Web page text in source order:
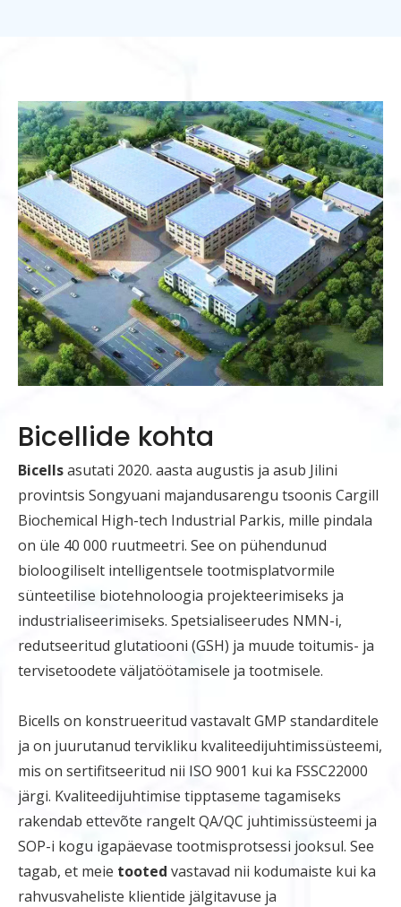
Bicellide kohta
Bicellsasutati 2020. aasta augustis ja asub Jilini
provintsis Songyuani majandusarengu tsoonis Cargill
Biochemical High-tech Industrial Parkis, mille pindala
on üle 40 000 ruutmeetri. See on pühendunud
bioloogiliselt intelligentsele tootmisplatvormile
sünteetilise biotehnoloogia projekteerimiseks ja
industrialiseerimiseks. Spetsialiseerudes NMN-i,
redutseeritud glutatiooni (GSH) ja muude toitumis- ja
tervisetoodete väljatöötamisele ja tootmisele.
Bicells on konstrueeritud vastavalt GMP standarditele
ja on juurutanud tervikliku kvaliteedijuhtimissüsteemi,
mis on sertifitseeritud nii ISO 9001 kui ka FSSC22000
järgi. Kvaliteedijuhtimise tipptaseme tagamiseks
rakendab ettevõte rangelt QA/QC juhtimissüsteemi ja
SOP-i kogu igapäevase tootmisprotsessi jooksul. See
tagab, et meie tooted vastavad nii kodumaiste kui ka
rahvusvaheliste klientide jälgitavuse ja